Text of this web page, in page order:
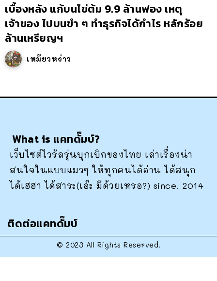
เบื้องหลัง แก้บนไข่ต้ม 9.9 ล้านฟอง เหตุ
เจ้าของ ไปบนขำ ๆ ทำธุรกิจได้กำไร หลักร้อย
ล้านเหรียญฯ
เหมียวหง่าว
What is แคทดั๊มบ์?
เว็บไซต์ไวรัลรุ่นบุกเบิกของไทย เล่าเรื่องน่า
สนใจในแบบแมวๆ ให้ทุกคนได้อ่าน ได้สนุก
ได้เฮฮา ได้สาระ(เอ๊ะ มีด้วยเหรอ?) since. 2014
ติดต่อแคทดั๊มบ์
© 2023 All Rights Reserved.